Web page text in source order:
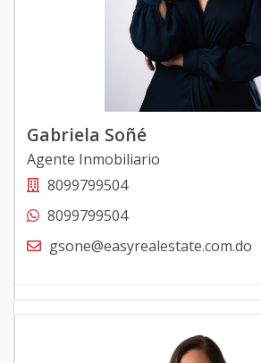
Gabriela Soñé
Agente Inmobiliario
8099799504
8099799504
gsone@easyrealestate.com.do